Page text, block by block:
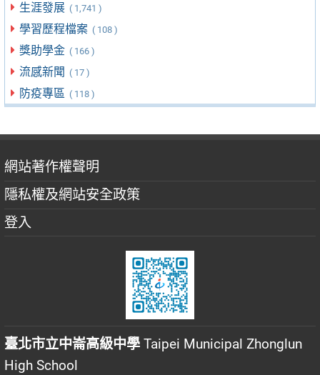
生涯發展 ( 1,741 )
學習歷程檔案 ( 108 )
獎助學金 ( 166 )
流感新聞 ( 17 )
防疫專區 ( 118 )
網站著作權聲明
隱私權及網站安全政策
登入
臺北市立中崙高級中學 Taipei Municipal Zhonglun
High School